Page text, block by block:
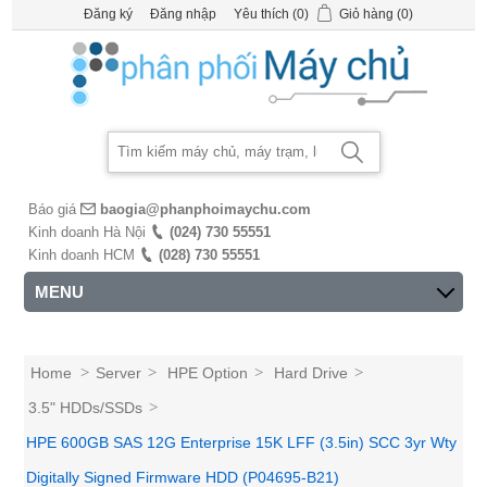
Đăng ký Đăng nhập Yêu thích (0) Giỏ hàng (0)
Báo giá
baogia@phanphoimaychu.com
Kinh doanh Hà Nội
(024) 730 55551
Kinh doanh HCM
(028) 730 55551
MENU
Home > Server > HPE Option > Hard Drive >
3.5" HDDs/SSDs >
HPE 600GB SAS 12G Enterprise 15K LFF (3.5in) SCC 3yr Wty
Digitally Signed Firmware HDD (P04695-B21)